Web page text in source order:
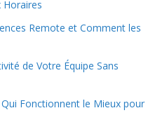
Horaires
Remote et Comment les
de Votre Équipe Sans
Fonctionnent le Mieux pour